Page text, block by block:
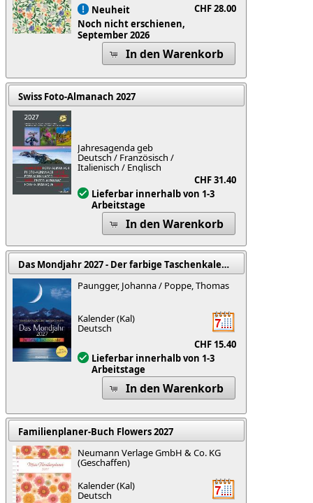
Neuheit
CHF 28.00
Noch nicht erschienen,
September 2026
In den Warenkorb
Swiss Foto-Almanach 2027
Jahresagenda geb
Deutsch / Französisch /
Italienisch / Englisch
CHF 31.40
Lieferbar innerhalb von 1-3
Arbeitstage
In den Warenkorb
Das Mondjahr 2027 - Der farbige Taschenkalender
Paungger, Johanna / Poppe, Thomas
Kalender (Kal)
Deutsch
CHF 15.40
Lieferbar innerhalb von 1-3
Arbeitstage
In den Warenkorb
Familienplaner-Buch Flowers 2027
Neumann Verlage GmbH & Co. KG
(Geschaffen)
Kalender (Kal)
Deutsch